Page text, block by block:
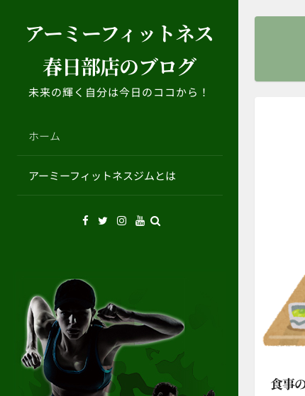
アーミーフィットネス
春日部店のブログ
未来の輝く自分は今日のココから！
ホーム
アーミーフィットネスジムとは
Facebook
TwitterInstagram
YouTube
食事